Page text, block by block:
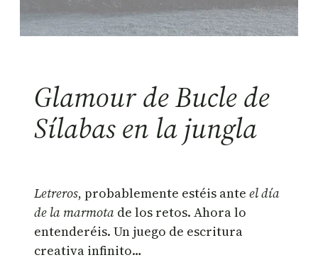
Glamour de Bucle de
Sílabas en la jungla
Letreros, probablemente estéis ante el día
de la marmota de los retos. Ahora lo
entenderéis. Un juego de escritura
creativa infinito…